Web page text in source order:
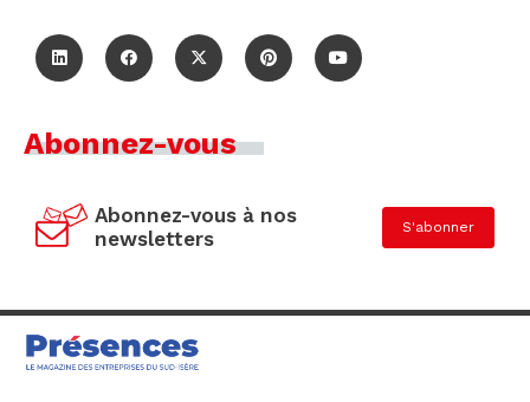
Abonnez-vous
Abonnez-vous à nos
newsletters
S'abonner